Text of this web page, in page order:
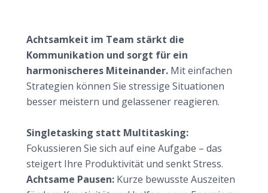
Achtsamkeit im Team stärkt die
Kommunikation und sorgt für ein
harmonischeres Miteinander. Mit einfachen
Strategien können Sie stressige Situationen
besser meistern und gelassener reagieren.
Singletasking statt Multitasking:
Fokussieren Sie sich auf eine Aufgabe – das
steigert Ihre Produktivität und senkt Stress.
Achtsame Pausen: Kurze bewusste Auszeiten